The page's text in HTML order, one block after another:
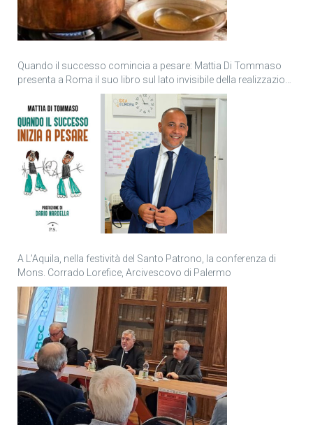
Quando il successo comincia a pesare: Mattia Di Tommaso
presenta a Roma il suo libro sul lato invisibile della realizzazione
A L’Aquila, nella festività del Santo Patrono, la conferenza di
Mons. Corrado Lorefice, Arcivescovo di Palermo